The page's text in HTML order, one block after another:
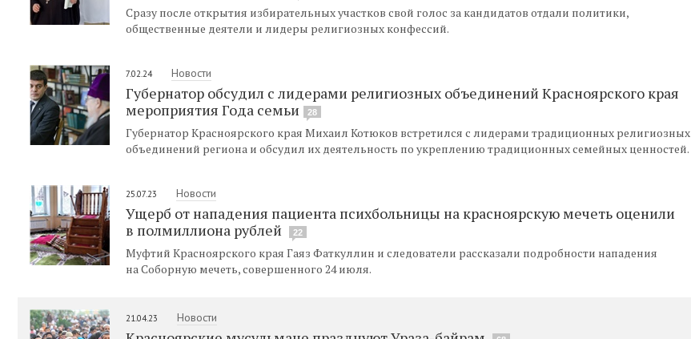
Сразу после открытия избирательных участков свой голос за кандидатов отдали политики,
общественные деятели и лидеры религиозных конфессий.
7.02.24 Новости
Губернатор обсудил с лидерами религиозных объединений Красноярского края
мероприятия Года семьи
28
Губернатор Красноярского края Михаил Котюков встретился с лидерами традиционных религиозных
объединений региона и обсудил их деятельность по укреплению традиционных семейных ценностей.
25.07.23 Новости
Ущерб от нападения пациента психбольницы на красноярскую мечеть оценили
в полмиллиона рублей
22
Муфтий Красноярского края Гаяз Фаткуллин и следователи рассказали подробности нападения
на Соборную мечеть, совершенного 24 июля.
21.04.23 Новости